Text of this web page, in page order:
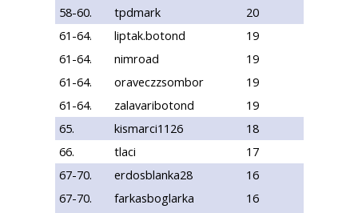
58-60.
tpdmark
20
61-64.
liptak.botond
19
61-64.
nimroad
19
61-64.
oraveczzsombor
19
61-64.
zalavaribotond
19
65.
kismarci1126
18
66.
tlaci
17
67-70.
erdosblanka28
16
67-70.
farkasboglarka
16